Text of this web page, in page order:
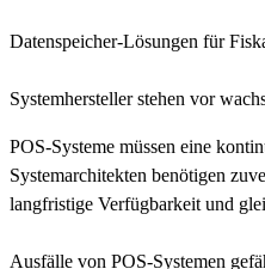
Datenspeicher-Lösungen für
Systemhersteller stehen vor
POS-Systeme müssen eine
Systemarchitekten benötigen
langfristige Verfügbarkeit und
Ausfälle von POS-Systemen